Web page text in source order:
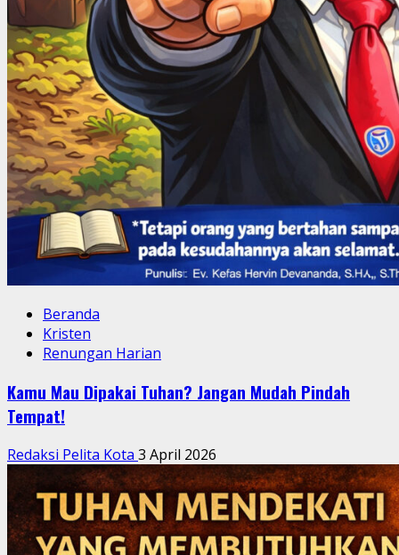
Beranda
Kristen
Renungan Harian
Kamu Mau Dipakai Tuhan? Jangan Mudah Pindah
Tempat!
Redaksi Pelita Kota 3 April 2026